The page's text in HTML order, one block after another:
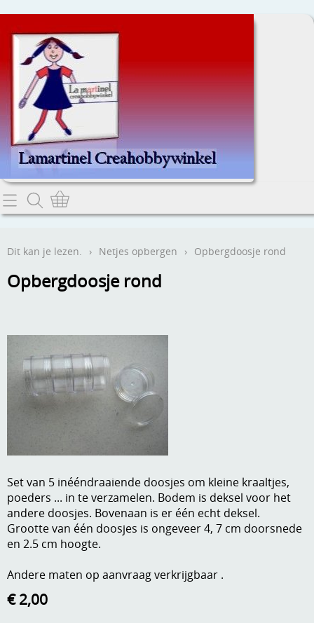
Home
A, ja, op is op
Aanbiedingen
Andere
Boeken en magazines
Dies om te stansen
DVD-CD
Embossen
Handige extra's
Algemene voorwaarden
Verzend - en verpakkingsk
Mijn account
Anders creatief
Gastenboek
Dit kan je lezen. › Netjes opbergen › Opbergdoosje rond
Opbergdoosje rond
Set van 5 inééndraaiende doosjes om kleine kraaltjes,
poeders ... in te verzamelen. Bodem is deksel voor het
andere doosjes. Bovenaan is er één echt deksel.
Grootte van één doosjes is ongeveer 4, 7 cm doorsnede
en 2.5 cm hoogte.
Andere maten op aanvraag verkrijgbaar .
€ 2,00